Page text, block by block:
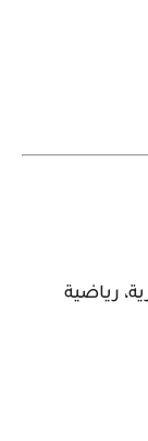
رياضية